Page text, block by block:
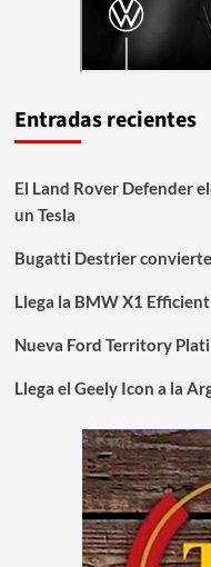
Entradas recientes
El Land Rover Defender
un Tesla
Bugatti Destrier
Llega la BMW X1
Nueva Ford Territory
Llega el Geely Icon a la